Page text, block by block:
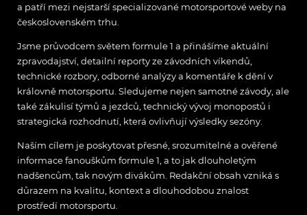
a patří mezi nejstarší specializované motorsportové weby na
československém trhu.
Jsme průvodcem světem formule 1 a přinášíme aktuální
zpravodajství, detailní reporty ze závodních víkendů,
technické rozbory, odborné analýzy a komentáře k dění v
královně motorsportu. Sledujeme nejen samotné závody, ale
také zákulisí týmů a jezdců, technický vývoj monopostů i
strategická rozhodnutí, která ovlivňují výsledky sezóny.
Naším cílem je poskytovat přesné, srozumitelné a ověřené
informace fanouškům formule 1, a to jak dlouholetým
nadšencům, tak novým divákům. Redakční obsah vzniká s
důrazem na kvalitu, kontext a dlouhodobou znalost
prostředí motorsportu.